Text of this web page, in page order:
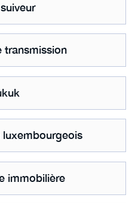
transmission
immobilière